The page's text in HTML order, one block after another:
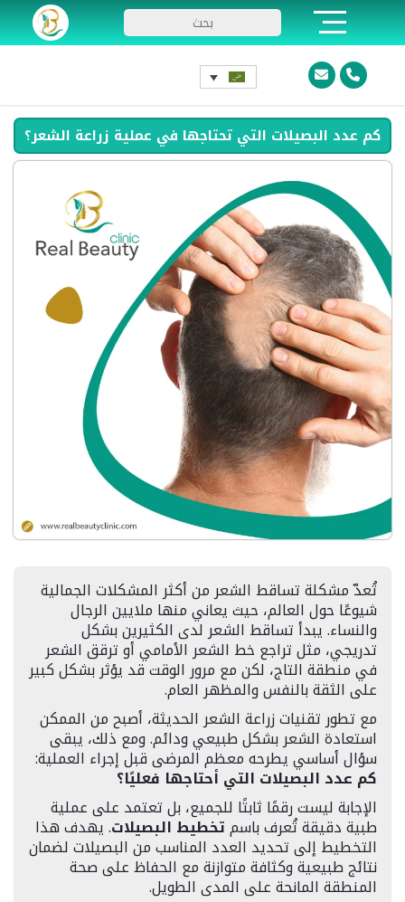
كم عدد البصيلات التي تحتاجها في عملية زراعة الشعر؟
تُعدّ مشكلة تساقط الشعر من أكثر المشكلات الجمالية
شيوعًا حول العالم، حيث يعاني منها ملايين الرجال
والنساء. يبدأ تساقط الشعر لدى الكثيرين بشكل
تدريجي، مثل تراجع خط الشعر الأمامي أو ترقق الشعر
في منطقة التاج، لكن مع مرور الوقت قد يؤثر بشكل كبير
على الثقة بالنفس والمظهر العام.
مع تطور تقنيات زراعة الشعر الحديثة، أصبح من الممكن
استعادة الشعر بشكل طبيعي ودائم. ومع ذلك، يبقى
سؤال أساسي يطرحه معظم المرضى قبل إجراء العملية:
كم عدد البصيلات التي أحتاجها فعليًا؟
الإجابة ليست رقمًا ثابتًا للجميع، بل تعتمد على عملية
طبية دقيقة تُعرف باسمتخطيط البصيلات. يهدف هذا
التخطيط إلى تحديد العدد المناسب من البصيلات لضمان
نتائج طبيعية وكثافة متوازنة مع الحفاظ على صحة
المنطقة المانحة على المدى الطويل.